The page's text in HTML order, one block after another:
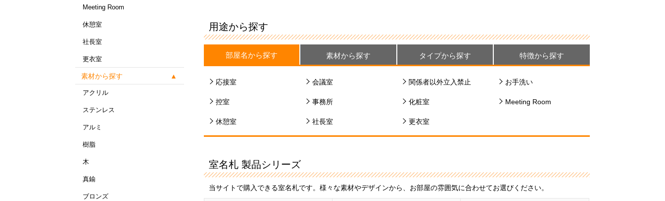
Meeting Room
休憩室
社長室
更衣室
素材から探す
アクリル
ステンレス
アルミ
樹脂
木
真鍮
ブロンズ
用途から探す
部屋名から探す 素材から探す タイプから探す 特徴から探す
応接室 会議室 関係者以外立入禁止 お手洗い
控室 事務所 化粧室 Meeting Room
休憩室 社長室 更衣室
室名札 製品シリーズ
当サイトで購入できる室名札です。様々な素材やデザインから、お部屋の雰囲気に合わせてお選びください。